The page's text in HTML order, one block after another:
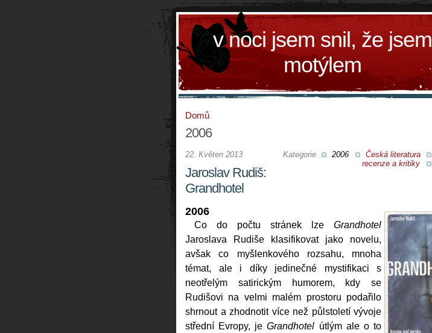
v noci jsem snil, že jsem
motýlem
Domů
2006
Kategorie 2006 Česká literatura
recenze a kritiky
22. Květen 2013
Jaroslav Rudiš:
Grandhotel
2006
Co do počtu stránek lze Grandhotel
Jaroslava Rudiše klasifikovat jako novelu,
avšak co myšlenkového rozsahu, mnoha
témat, ale i díky jedinečné mystifikaci s
neotřelým satirickým humorem, kdy se
Rudišovi na velmi malém prostoru podařilo
shrnout a zhodnotit více než půlstoletí vývoje
střední Evropy, jeGrandhotel útlým ale o to